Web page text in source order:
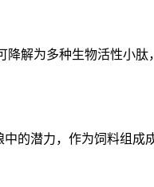
解为多种生物活性小
的潜力，作为饲料组成